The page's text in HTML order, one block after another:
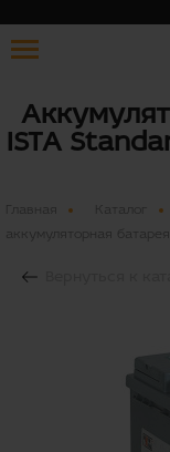
ISTA
Главная
аккумуляторная